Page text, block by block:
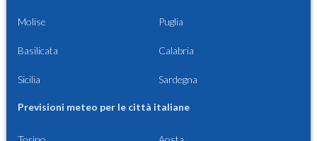
Molise Puglia
Basilicata Calabria
Sicilia Sardegna
Previsioni meteo per le città italiane